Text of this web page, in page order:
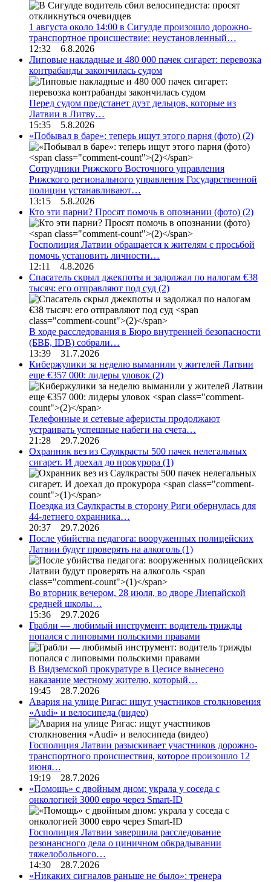
1 августа около 14:00 в Сигулде произошло дорожно-
транспортное происшествие: неустановленный…
12:32 6.8.2026
Липовые накладные и 480 000 пачек сигарет: перевозка
контрабанды закончилась судом
Перед судом предстанет дуэт дельцов, которые из
Латвии в Литву…
15:35 5.8.2026
«Побывал в баре»: теперь ищут этого парня (фото) (2)
Сотрудники Рижского Восточного управления
Рижского регионального управления Государственной
полиции устанавливают…
13:15 5.8.2026
Кто эти парни? Просят помочь в опознании (фото) (2)
Госполиция Латвии обращается к жителям с просьбой
помочь установить личности…
12:11 4.8.2026
Спасатель скрыл джекпоты и задолжал по налогам €38
тысяч: его отправляют под суд (2)
В ходе расследования в Бюро внутренней безопасности
(БВБ, IDB) собрали…
13:39 31.7.2026
Кибержулики за неделю выманили у жителей Латвии
еще €357 000: лидеры уловок (2)
Телефонные и сетевые аферисты продолжают
устраивать успешные набеги на счета…
21:28 29.7.2026
Охранник вез из Саулкрасты 500 пачек нелегальных
сигарет. И доехал до прокурора (1)
Поездка из Саулкрасты в сторону Риги обернулась для
44-летнего охранника…
20:37 29.7.2026
После убийства педагога: вооруженных полицейских
Латвии будут проверять на алкоголь (1)
Во вторник вечером, 28 июля, во дворе Лиепайской
средней школы…
15:36 29.7.2026
Грабли — любимый инструмент: водитель трижды
попался с липовыми польскими правами
В Видземской прокуратуре в Цесисе вынесено
наказание местному жителю, который…
19:45 28.7.2026
Авария на улице Ригас: ищут участников столкновения
«Audi» и велосипеда (видео)
Госполиция Латвии разыскивает участников дорожно-
транспортного происшествия, которое произошло 12
июня…
19:19 28.7.2026
«Помощь» с двойным дном: украла у соседа с
онкологией 3000 евро через Smart-ID
Госполиция Латвии завершила расследование
резонансного дела о циничном обкрадывании
тяжелобольного…
14:30 28.7.2026
«Никаких сигналов раньше не было»: тренера